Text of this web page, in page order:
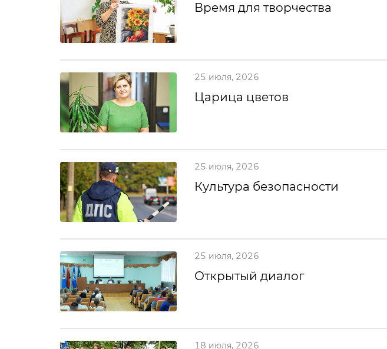
Время для творчества
25 июля, 2026
Царица цветов
25 июля, 2026
Культура безопасности
25 июля, 2026
Открытый диалог
18 июля, 2026